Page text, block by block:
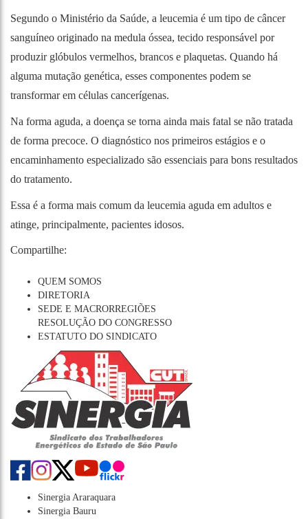
Segundo o Ministério da Saúde, a leucemia é um tipo de câncer
sanguíneo originado na medula óssea, tecido responsável por
produzir glóbulos vermelhos, brancos e plaquetas. Quando há
alguma mutação genética, esses componentes podem se
transformar em células cancerígenas.
Na forma aguda, a doença se torna ainda mais fatal se não tratada
de forma precoce. O diagnóstico nos primeiros estágios e o
encaminhamento especializado são essenciais para bons resultados
do tratamento.
Essa é a forma mais comum da leucemia aguda em adultos e
atinge, principalmente, pacientes idosos.
Compartilhe:
QUEM SOMOS
DIRETORIA
SEDE E MACRORREGIÕES
RESOLUÇÃO DO CONGRESSO
ESTATUTO DO SINDICATO
Sinergia Araraquara
Sinergia Bauru